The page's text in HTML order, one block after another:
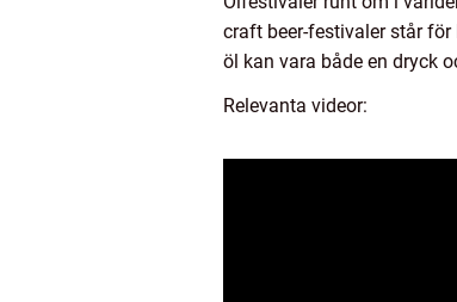
craft beer-festivaler står
öl kan vara både en dryck
Relevanta videor: